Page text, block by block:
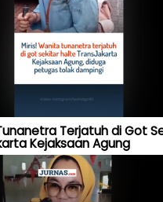
Terjatuh di Got
Kejaksaan Agung